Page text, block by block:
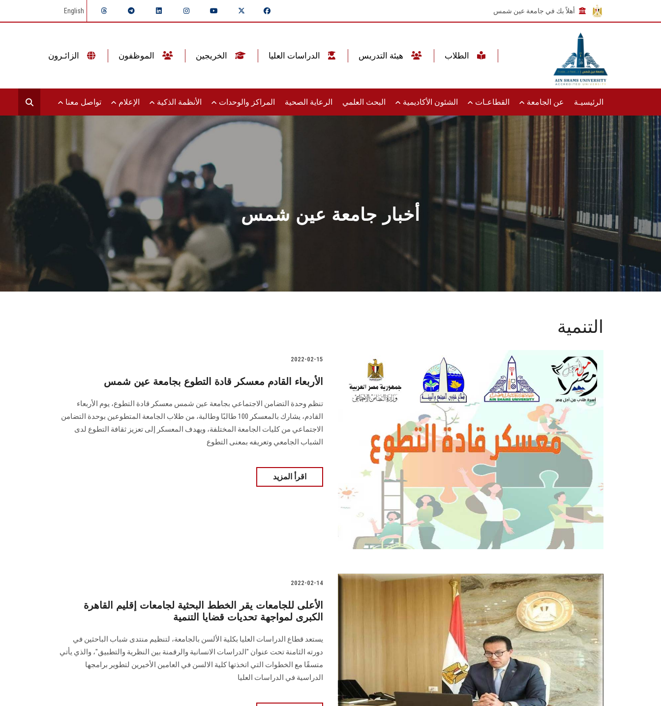
أهلاً بك في جامعة عين شمس English
الرئيسيـة عن الجامعة القطاعـات الشئون الأكاديمية البحث العلمي الرعاية الصحية المراكز والوحدات الأنظمة الذكية الإعلام تواصل معنا
أخبار جامعة عين شمس
التنمية
2022-02-15
الأربعاء القادم معسكر قادة التطوع بجامعة عين شمس
تنظم وحدة التضامن الاجتماعي بجامعة عين شمس معسكر قادة التطوع، يوم الأربعاء
القادم، يشارك بالمعسكر 100 طالبًا وطالبة، من طلاب الجامعة المتطوعين بوحدة التضامن
الاجتماعي من كليات الجامعة المختلفة، ويهدف المعسكر إلى تعزيز ثقافة التطوع لدى
الشباب الجامعي وتعريفه بمعنى التطوع
اقرأ المزيد
2022-02-14
الأعلى للجامعات يقر الخطط البحثية لجامعات إقليم القاهرة
الكبرى لمواجهة تحديات قضايا التنمية
يستعد قطاع الدراسات العليا بكلية الألسن بالجامعة، لتنظيم منتدى شباب الباحثين في
دورته الثامنة تحت عنوان "الدراسات الانسانية والرقمنة بين النظرية والتطبيق"، والذي يأتي
متسقًا مع الخطوات التي اتخذتها كلية الالسن في العامين الأخيرين لتطوير برامجها
الدراسية في الدراسات العليا